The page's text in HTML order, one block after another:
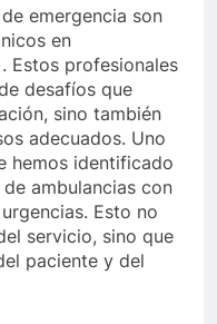
emergencia son
en
Estos profesionales
desafíos que
sino también
adecuados. Uno
hemos identificado
ambulancias con
Esto no
servicio, sino que
paciente y del